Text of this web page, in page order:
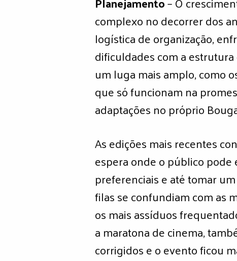
complexo no decorrer dos
logística de organização,
dificuldades com a
um luga mais amplo, como
que só funcionam na
adaptações no próprio
As edições mais recentes
espera onde o público pode
preferenciais e até tomar
filas se confundiam com as
os mais assíduos
a maratona de cinema,
corrigidos e o evento ficou